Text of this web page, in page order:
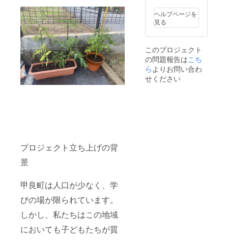
プロジェクト立ち上げの背
景
甲良町は人口が少なく、学
びの場が限られています。
しかし、私たちはこの地域
においても子どもたちが質
ヘルプページを
見る
このプロジェクト
の問題報告はこち
ら よりお問い合わ
せください